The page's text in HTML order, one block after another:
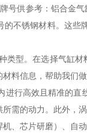
号供参考：铝合金
不锈钢材料。这
型。在选择气缸
料信息，帮助我们做
行高效且精准的
需的动力。此外，
、芯片研磨）、自